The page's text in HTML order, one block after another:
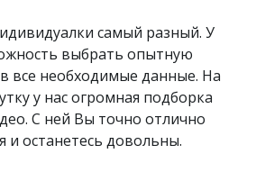
самый разный. У
выбрать опытную
все необходимые данные. На
у нас огромная подборка
С ней Вы точно отлично
и останетесь довольны.